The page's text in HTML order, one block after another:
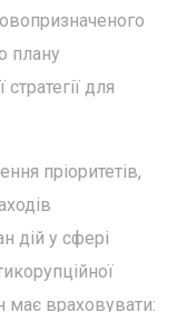
плану
стратегії для
пріоритетів,
дій у сфері
враховувати: